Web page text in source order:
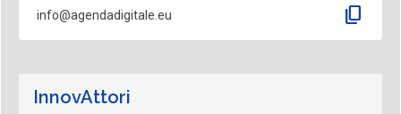
info@agendadigitale.eu content_copy
InnovAttori